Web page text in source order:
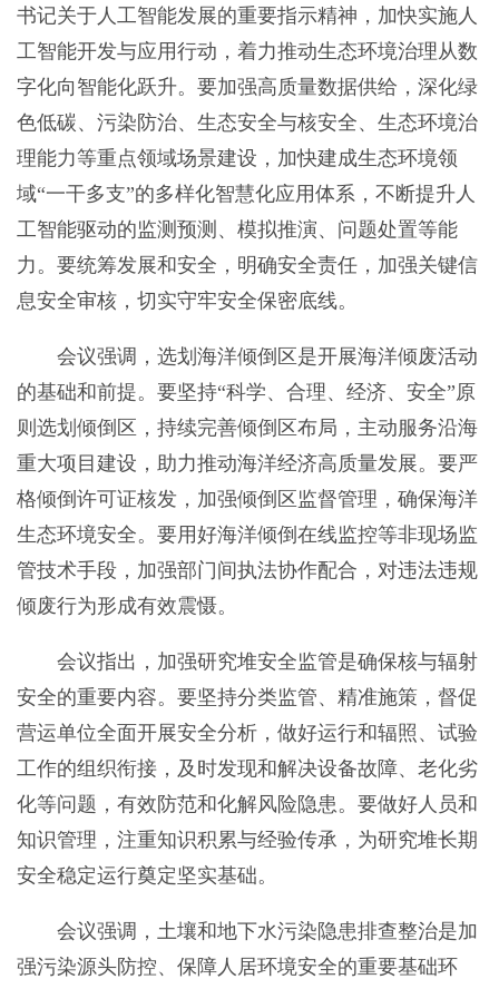
书记关于人工智能发展的重要指示精神，加快实施人
工智能开发与应用行动，着力推动生态环境治理从数
字化向智能化跃升。要加强高质量数据供给，深化绿
色低碳、污染防治、生态安全与核安全、生态环境治
理能力等重点领域场景建设，加快建成生态环境领
域“一干多支”的多样化智慧化应用体系，不断提升人
工智能驱动的监测预测、模拟推演、问题处置等能
力。要统筹发展和安全，明确安全责任，加强关键信
息安全审核，切实守牢安全保密底线。
会议强调，选划海洋倾倒区是开展海洋倾废活动
的基础和前提。要坚持“科学、合理、经济、安全”原
则选划倾倒区，持续完善倾倒区布局，主动服务沿海
重大项目建设，助力推动海洋经济高质量发展。要严
格倾倒许可证核发，加强倾倒区监督管理，确保海洋
生态环境安全。要用好海洋倾倒在线监控等非现场监
管技术手段，加强部门间执法协作配合，对违法违规
倾废行为形成有效震慑。
会议指出，加强研究堆安全监管是确保核与辐射
安全的重要内容。要坚持分类监管、精准施策，督促
营运单位全面开展安全分析，做好运行和辐照、试验
工作的组织衔接，及时发现和解决设备故障、老化劣
化等问题，有效防范和化解风险隐患。要做好人员和
知识管理，注重知识积累与经验传承，为研究堆长期
安全稳定运行奠定坚实基础。
会议强调，土壤和地下水污染隐患排查整治是加
强污染源头防控、保障人居环境安全的重要基础环